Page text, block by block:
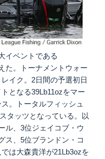
イベントである
た。トーナメントウォー
イク。2日間の予選初日
となる39Lb11ozをマー
。トータルフィッシュ
タッツとなっている。以
ル、3位ジェイコブ・ウ
ス、5位ブランドン・コ
は大森貴洋が21Lb3ozを